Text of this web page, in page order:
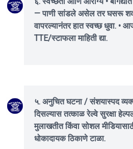
— पाणी सांडले असेल तर घसरू
वापरल्यानंतर हात स्वच्छ धुवा. •
TTE/स्टाफला माहिती द्या.
५. अनुचित घटना / संशयास्पद
दिसल्यास तत्काळ रेल्वे सुरक्षा
मुलाखतीत किंवा सोशल
धोकादायक ठिकाणे टाळा.